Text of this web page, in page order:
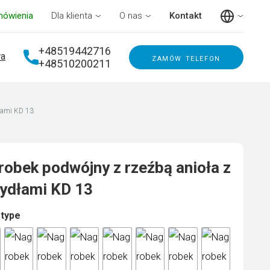
Dla klienta O nas Kontakt
+48519442716
+48510200211
zamów telefon
KD 13
podwójny z rzeźbą anioła z
KD 13